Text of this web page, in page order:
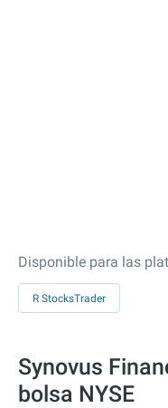
Disponible para las
R StocksTrader
Synovus
bolsa NYSE